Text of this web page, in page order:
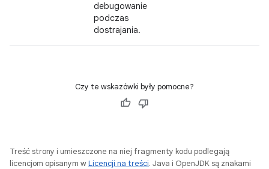
debugowanie
podczas
dostrajania.
Czy te wskazówki były pomocne?
Treść strony i umieszczone na niej fragmenty kodu podlegają
licencjom opisanym wLicencji na treści. Java i OpenJDK są znakami